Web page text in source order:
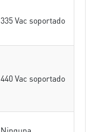
335 Vac soportado
440 Vac soportado